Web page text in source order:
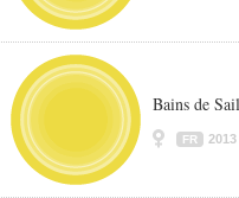
Bains de
FR 2013